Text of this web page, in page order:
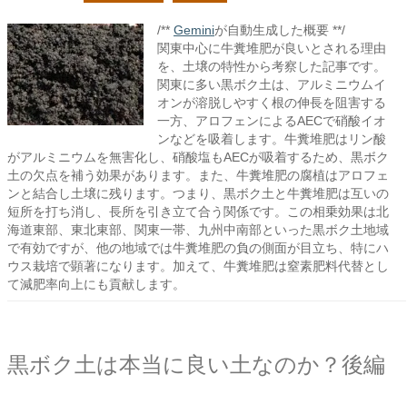
/** Geminiが自動生成した概要 **/
関東中心に牛糞堆肥が良いとされる理由
を、土壌の特性から考察した記事です。
関東に多い黒ボク土は、アルミニウムイ
オンが溶脱しやすく根の伸長を阻害する
一方、アロフェンによるAECで硝酸イオ
ンなどを吸着します。牛糞堆肥はリン酸
がアルミニウムを無害化し、硝酸塩もAECが吸着するため、黒ボク
土の欠点を補う効果があります。また、牛糞堆肥の腐植はアロフェ
ンと結合し土壌に残ります。つまり、黒ボク土と牛糞堆肥は互いの
短所を打ち消し、長所を引き立て合う関係です。この相乗効果は北
海道東部、東北東部、関東一帯、九州中南部といった黒ボク土地域
で有効ですが、他の地域では牛糞堆肥の負の側面が目立ち、特にハ
ウス栽培で顕著になります。加えて、牛糞堆肥は窒素肥料代替とし
て減肥率向上にも貢献します。
黒ボク土は本当に良い土なのか？後編